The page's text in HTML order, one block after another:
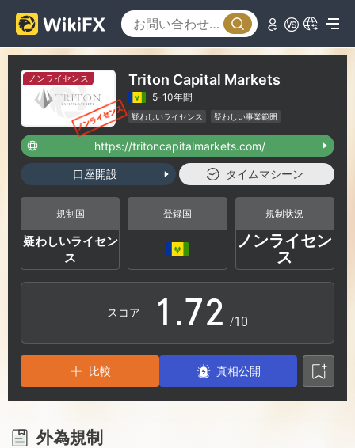
ノンライセンス Triton Capital Markets
5-10年間
疑わしいライセンス
疑わしい事業範囲
ハイリスクレベル
https://tritoncapitalmarkets.com/
口座開設 タイムマシーン
規制国
疑わしいライセン
ス
登録国 規制状況
ノンライセン
ス
スコア
0
1
2
3
.
1
2
3
4
5
6
7
8
9
0
1
2
3
4
/10
比較 真相公開
外為規制